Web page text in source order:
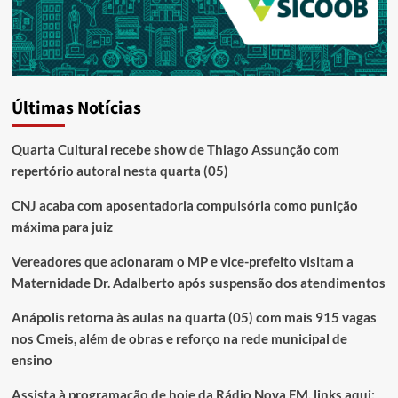
Últimas Notícias
Quarta Cultural recebe show de Thiago Assunção com
repertório autoral nesta quarta (05)
CNJ acaba com aposentadoria compulsória como punição
máxima para juiz
Vereadores que acionaram o MP e vice-prefeito visitam a
Maternidade Dr. Adalberto após suspensão dos atendimentos
Anápolis retorna às aulas na quarta (05) com mais 915 vagas
nos Cmeis, além de obras e reforço na rede municipal de
ensino
Assista à programação de hoje da Rádio Nova FM, links aqui: